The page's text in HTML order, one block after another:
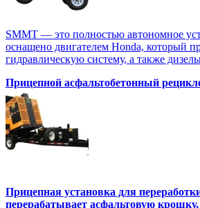
SMMT — это полностью автономное
оснащено двигателем Honda, который
гидравлическую систему, а также
Прицепной асфальтобетонный
Прицепная установка для
перерабатывает асфальтовую